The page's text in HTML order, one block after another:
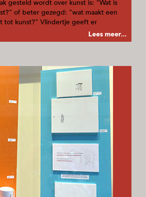
gesteld wordt over kunst is: "Wat is
of beter gezegd: "wat maakt een
tot kunst?" Vlindertje geeft er
Lees meer...